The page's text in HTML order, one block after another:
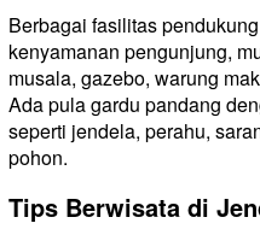
Berbagai fasilitas
kenyamanan pengunjung,
musala, gazebo, warung
Ada pula gardu pandang
seperti jendela, perahu,
pohon.
Tips Berwisata di